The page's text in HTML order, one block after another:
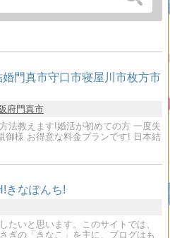
門真市守口市寝屋川市枚方市
府門真市
法教えます!婚活が初めての方 一度失
御様 お得意な料金プランです! 日本結
きなぽんち!
たいと思います。このサイトでは、
ぎの「きなこ」を主に、ブログはも